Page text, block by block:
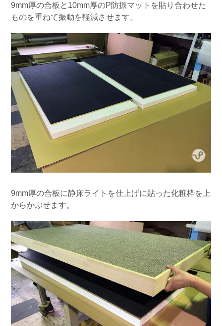
9mm厚の合板と10mm厚のP防振マットを貼り合わせた
ものを重ねて振動を軽減させます。
9mm厚の合板に静床ライトを仕上げに貼った化粧枠を上
からかぶせます。